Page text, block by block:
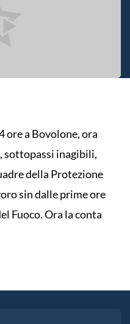
ore a Bovolone, ora
sottopassi inagibili,
della Protezione
sin dalle prime ore
Fuoco. Ora la conta